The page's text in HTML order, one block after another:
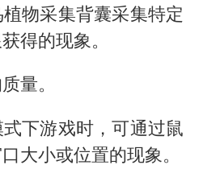
物采集背囊采集特定
得的现象。
量。
下游戏时，可通过鼠
大小或位置的现象。